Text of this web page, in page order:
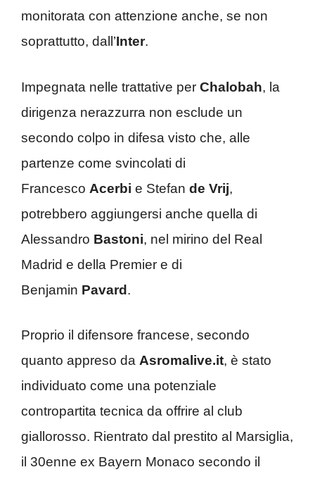
monitorata con attenzione anche, se non
soprattutto, dall’Inter.
Impegnata nelle trattative per Chalobah, la
dirigenza nerazzurra non esclude un
secondo colpo in difesa visto che, alle
partenze come svincolati di
Francesco Acerbi e Stefan de Vrij,
potrebbero aggiungersi anche quella di
Alessandro Bastoni, nel mirino del Real
Madrid e della Premier e di
Benjamin Pavard.
Proprio il difensore francese, secondo
quanto appreso da Asromalive.it, è stato
individuato come una potenziale
contropartita tecnica da offrire al club
giallorosso. Rientrato dal prestito al Marsiglia,
il 30enne ex Bayern Monaco secondo il